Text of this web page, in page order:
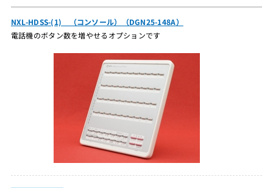
NXL-HDSS-(1) （コンソール）（DGN25-148A）
電話機のボタン数を増やせるオプションです